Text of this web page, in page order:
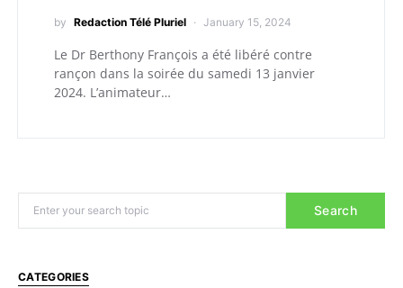
by Redaction Télé Pluriel January 15, 2024
Le Dr Berthony François a été libéré contre
rançon dans la soirée du samedi 13 janvier
2024. L’animateur…
Search
CATEGORIES